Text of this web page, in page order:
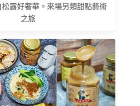
露好奢華。來場另類甜點藝術
之旅